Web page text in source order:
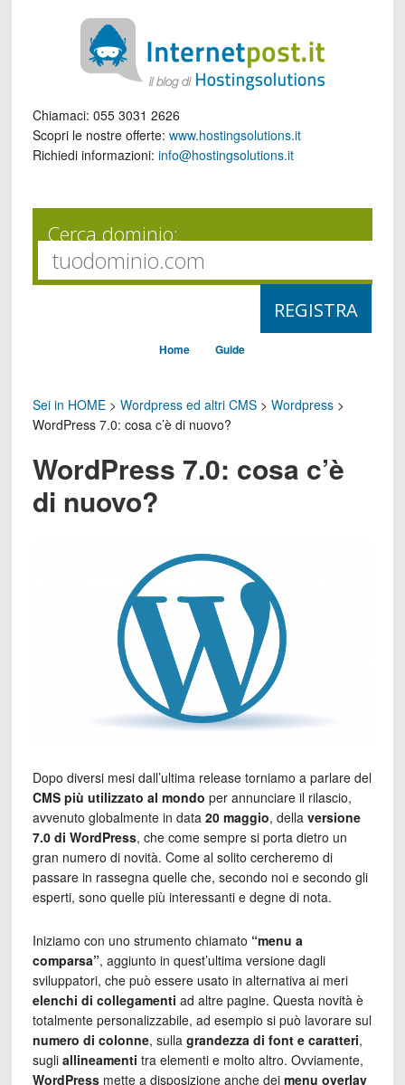
Chiamaci: 055 3031 2626
Scopri le nostre offerte: www.hostingsolutions.it
Richiedi informazioni: info@hostingsolutions.it
Cerca dominio:
Home Guide
Sei in HOME> Wordpress ed altri CMS> Wordpress>
WordPress 7.0: cosa c’è di nuovo?
WordPress 7.0: cosa c’è
di nuovo?
Dopo diversi mesi dall’ultima release torniamo a parlare del
CMS più utilizzato al mondo per annunciare il rilascio,
avvenuto globalmente in data 20 maggio, della versione
7.0 di WordPress, che come sempre si porta dietro un
gran numero di novità. Come al solito cercheremo di
passare in rassegna quelle che, secondo noi e secondo gli
esperti, sono quelle più interessanti e degne di nota.
Iniziamo con uno strumento chiamato “menu a
comparsa”, aggiunto in quest’ultima versione dagli
sviluppatori, che può essere usato in alternativa ai meri
elenchi di collegamenti ad altre pagine. Questa novità è
totalmente personalizzabile, ad esempio si può lavorare sul
numero di colonne, sulla grandezza di font e caratteri,
sugli allineamenti tra elementi e molto altro. Ovviamente,
WordPressmette a disposizione anche dei menu overlay